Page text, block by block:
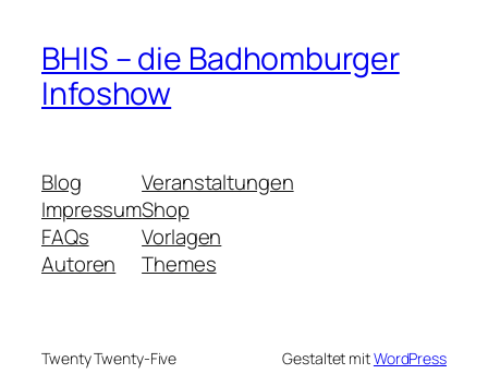
BHIS – die Badhomburger
Infoshow
Blog
Impressum
FAQs
Autoren
Veranstaltungen
Shop
Vorlagen
Themes
Twenty Twenty-Five Gestaltet mitWordPress